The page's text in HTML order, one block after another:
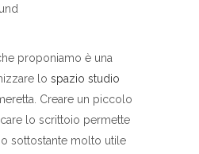
proponiamo è una
lo spazio studio
Creare un piccolo
lo scrittoio permette
sottostante molto utile